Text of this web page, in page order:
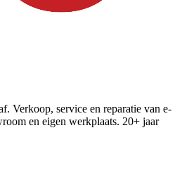
Verkoop, service en reparatie van e-
en eigen werkplaats. 20+ jaar